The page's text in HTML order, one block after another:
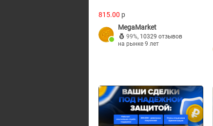
815.00 p
MegaMarket
99%, 10329 отзывов
на рынке 9 лет